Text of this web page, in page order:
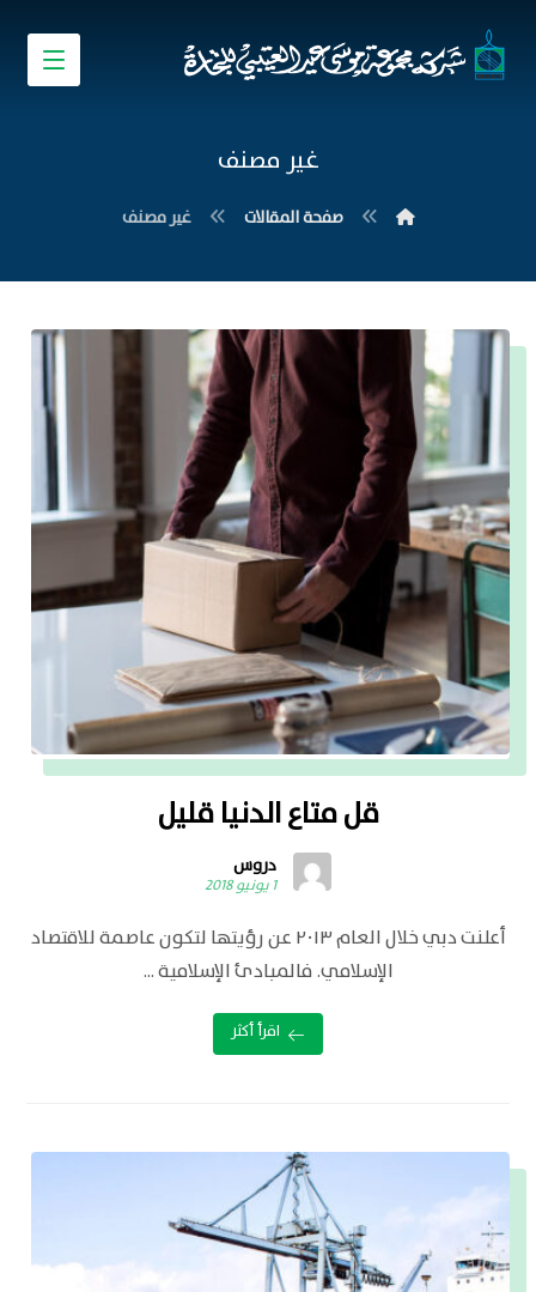
غير مصنف
صفحة المقالات غير مصنف
قل متاع الدنيا قليل
دروس
1 يونيو 2018
أعلنت دبي خلال العام ٢٠١٣ عن رؤيتها لتكون عاصمة للاقتصاد
الإسلامي. فالمبادئ الإسلامية ...
اقرأ أكثر